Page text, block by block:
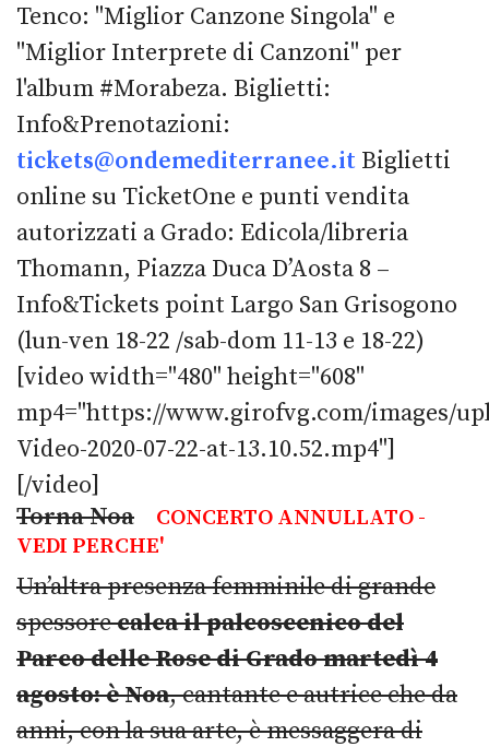
Tenco: "Miglior Canzone Singola" e
"Miglior Interprete di Canzoni" per
l'album #Morabeza. Biglietti:
Info&Prenotazioni:
tickets@ondemediterranee.it Biglietti
online su TicketOne e punti vendita
autorizzati a Grado: Edicola/libreria
Thomann, Piazza Duca D’Aosta 8 –
Info&Tickets point Largo San Grisogono
(lun-ven 18-22 /sab-dom 11-13 e 18-22)
[video width="480" height="608"
mp4="https://www.girofvg.com/images/
Video-2020-07-22-at-13.10.52.mp4"]
[/video]
Torna Noa
CONCERTO ANNULLATO -
VEDI PERCHE'
Un’altra presenza femminile di grande
spessorecalca il palcoscenico del
Parco delle Rose di Grado martedì 4
agosto: è Noa, cantante e autrice che da
anni, con la sua arte, è messaggera di